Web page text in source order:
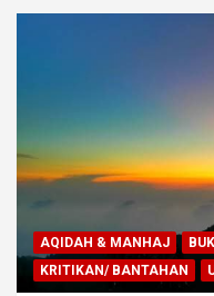
AQIDAH & MANHAJ
KRITIKAN/ BANTAHAN